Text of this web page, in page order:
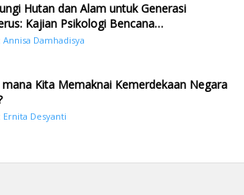
Hutan dan Alam untuk Generasi
Kajian Psikologi Bencana
di Sumatera Pasca Tragedi
Annisa Damhadisya
mana Kita Memaknai Kemerdekaan Negara
Ernita Desyanti